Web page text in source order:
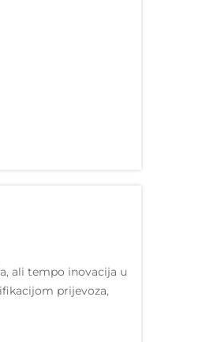
ali tempo inovacija u
prijevoza,